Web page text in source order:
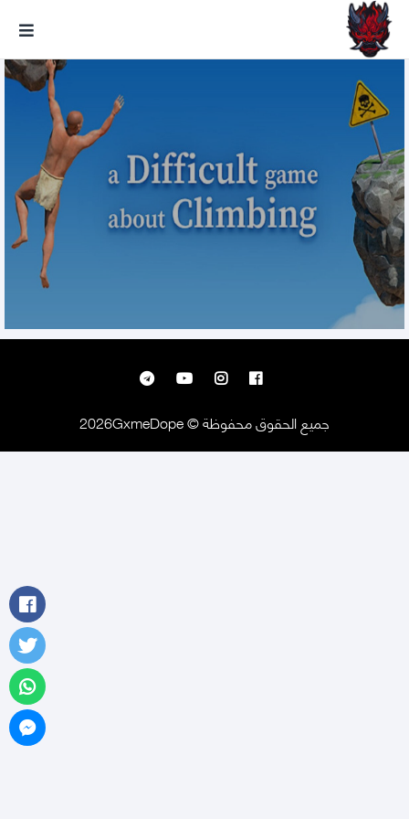
A Difficult Game About Climbing
تحميل مجانا
جميع الحقوق محفوظة © 2026GxmeDope